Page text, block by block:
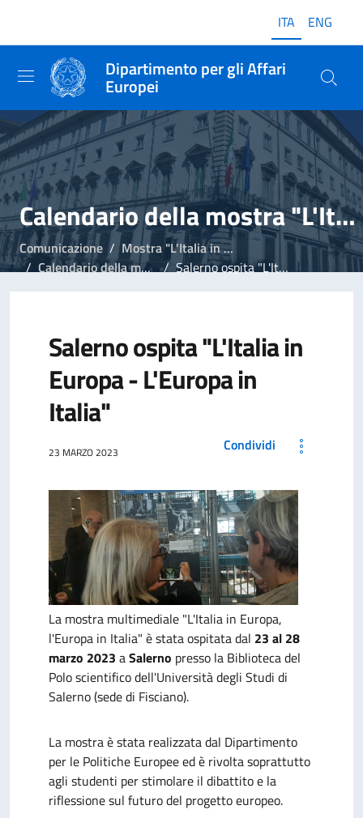
ITA ENG
Dipartimento per gli Affari
Europei
Calendario della mostra "L'Italia in Europa - L'Europa in Italia"
Comunicazione
Mostra "L'Italia in Europa - L'Europa in Italia"
Calendario della mostra "L'Italia in Europa - L'Europa in Italia"
Salerno ospita "L'Italia in Europa - L'Europa in Italia"
Salerno ospita "L'Italia in
Europa - L'Europa in
Italia"
23 MARZO 2023 Condividi
La mostra multimediale "L'Italia in Europa,
l'Europa in Italia" è stata ospitata dal 23 al 28
marzo 2023 aSalerno presso la Biblioteca del
Polo scientifico dell'Università degli Studi di
Salerno (sede di Fisciano).
La mostra è stata realizzata dal Dipartimento
per le Politiche Europee ed è rivolta soprattutto
agli studenti per stimolare il dibattito e la
riflessione sul futuro del progetto europeo.